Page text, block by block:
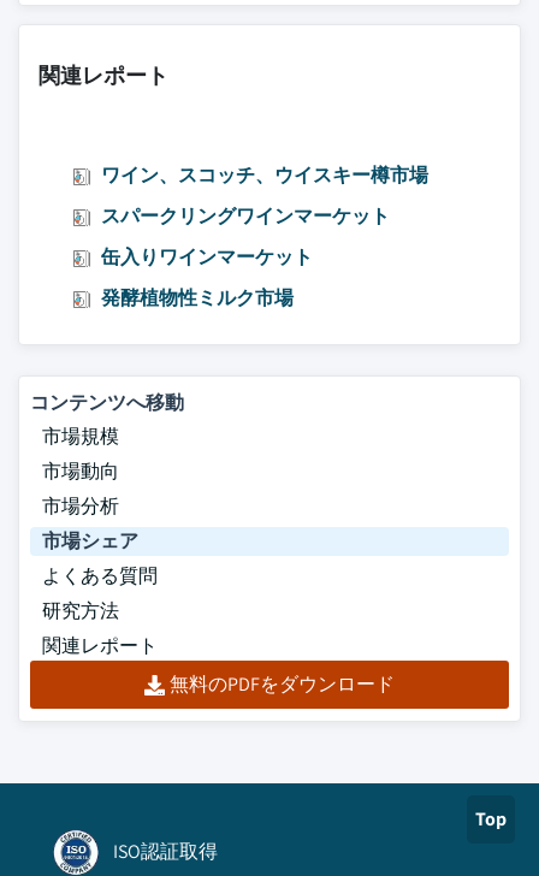
関連レポート
ワイン、スコッチ、ウイスキー樽市場
スパークリングワインマーケット
缶入りワインマーケット
発酵植物性ミルク市場
コンテンツへ移動
市場規模
市場動向
市場分析
市場シェア
よくある質問
研究方法
関連レポート
無料のPDFをダウンロード
Top
ISO認証取得